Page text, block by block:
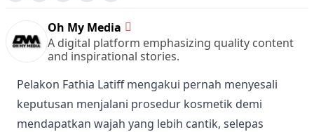
Oh My Media
A digital platform emphasizing quality content
and inspirational stories.
Pelakon Fathia Latiff mengakui pernah menyesali
keputusan menjalani prosedur kosmetik demi
mendapatkan wajah yang lebih cantik, selepas